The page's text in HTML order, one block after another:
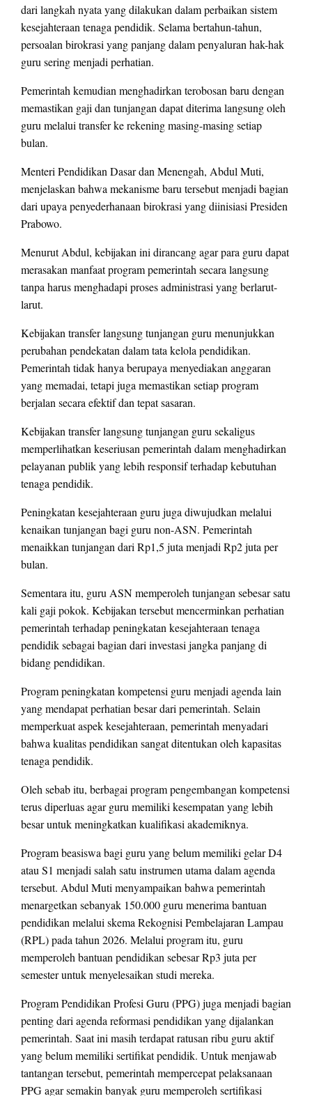
dari langkah nyata yang dilakukan dalam perbaikan sistem
kesejahteraan tenaga pendidik. Selama bertahun-tahun,
persoalan birokrasi yang panjang dalam penyaluran hak-hak
guru sering menjadi perhatian.
Pemerintah kemudian menghadirkan terobosan baru dengan
memastikan gaji dan tunjangan dapat diterima langsung oleh
guru melalui transfer ke rekening masing-masing setiap
bulan.
Menteri Pendidikan Dasar dan Menengah, Abdul Muti,
menjelaskan bahwa mekanisme baru tersebut menjadi bagian
dari upaya penyederhanaan birokrasi yang diinisiasi Presiden
Prabowo.
Menurut Abdul, kebijakan ini dirancang agar para guru dapat
merasakan manfaat program pemerintah secara langsung
tanpa harus menghadapi proses administrasi yang berlarut-
larut.
Kebijakan transfer langsung tunjangan guru menunjukkan
perubahan pendekatan dalam tata kelola pendidikan.
Pemerintah tidak hanya berupaya menyediakan anggaran
yang memadai, tetapi juga memastikan setiap program
berjalan secara efektif dan tepat sasaran.
Kebijakan transfer langsung tunjangan guru sekaligus
memperlihatkan keseriusan pemerintah dalam menghadirkan
pelayanan publik yang lebih responsif terhadap kebutuhan
tenaga pendidik.
Peningkatan kesejahteraan guru juga diwujudkan melalui
kenaikan tunjangan bagi guru non-ASN. Pemerintah
menaikkan tunjangan dari Rp1,5 juta menjadi Rp2 juta per
bulan.
Sementara itu, guru ASN memperoleh tunjangan sebesar satu
kali gaji pokok. Kebijakan tersebut mencerminkan perhatian
pemerintah terhadap peningkatan kesejahteraan tenaga
pendidik sebagai bagian dari investasi jangka panjang di
bidang pendidikan.
Program peningkatan kompetensi guru menjadi agenda lain
yang mendapat perhatian besar dari pemerintah. Selain
memperkuat aspek kesejahteraan, pemerintah menyadari
bahwa kualitas pendidikan sangat ditentukan oleh kapasitas
tenaga pendidik.
Oleh sebab itu, berbagai program pengembangan kompetensi
terus diperluas agar guru memiliki kesempatan yang lebih
besar untuk meningkatkan kualifikasi akademiknya.
Program beasiswa bagi guru yang belum memiliki gelar D4
atau S1 menjadi salah satu instrumen utama dalam agenda
tersebut. Abdul Muti menyampaikan bahwa pemerintah
menargetkan sebanyak 150.000 guru menerima bantuan
pendidikan melalui skema Rekognisi Pembelajaran Lampau
(RPL) pada tahun 2026. Melalui program itu, guru
memperoleh bantuan pendidikan sebesar Rp3 juta per
semester untuk menyelesaikan studi mereka.
Program Pendidikan Profesi Guru (PPG) juga menjadi bagian
penting dari agenda reformasi pendidikan yang dijalankan
pemerintah. Saat ini masih terdapat ratusan ribu guru aktif
yang belum memiliki sertifikat pendidik. Untuk menjawab
tantangan tersebut, pemerintah mempercepat pelaksanaan
PPG agar semakin banyak guru memperoleh sertifikasi